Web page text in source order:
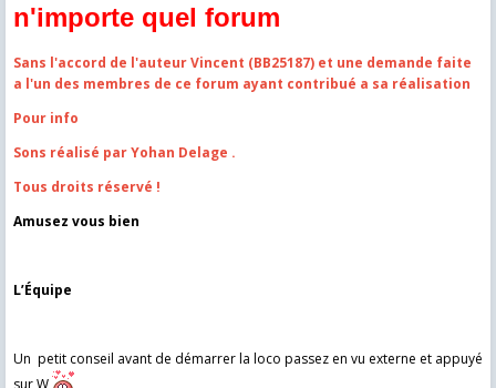
n'importe quel forum
Sans l'accord de l'auteur Vincent (BB25187) et une demande faite
a l'un des membres de ce forum ayant contribué a sa réalisation
Pour info
Sons réalisé par Yohan Delage .
Tous droits réservé !
Amusez vous bien
L’Équipe
Un petit conseil avant de démarrer la loco passez en vu externe et appuyé
sur W